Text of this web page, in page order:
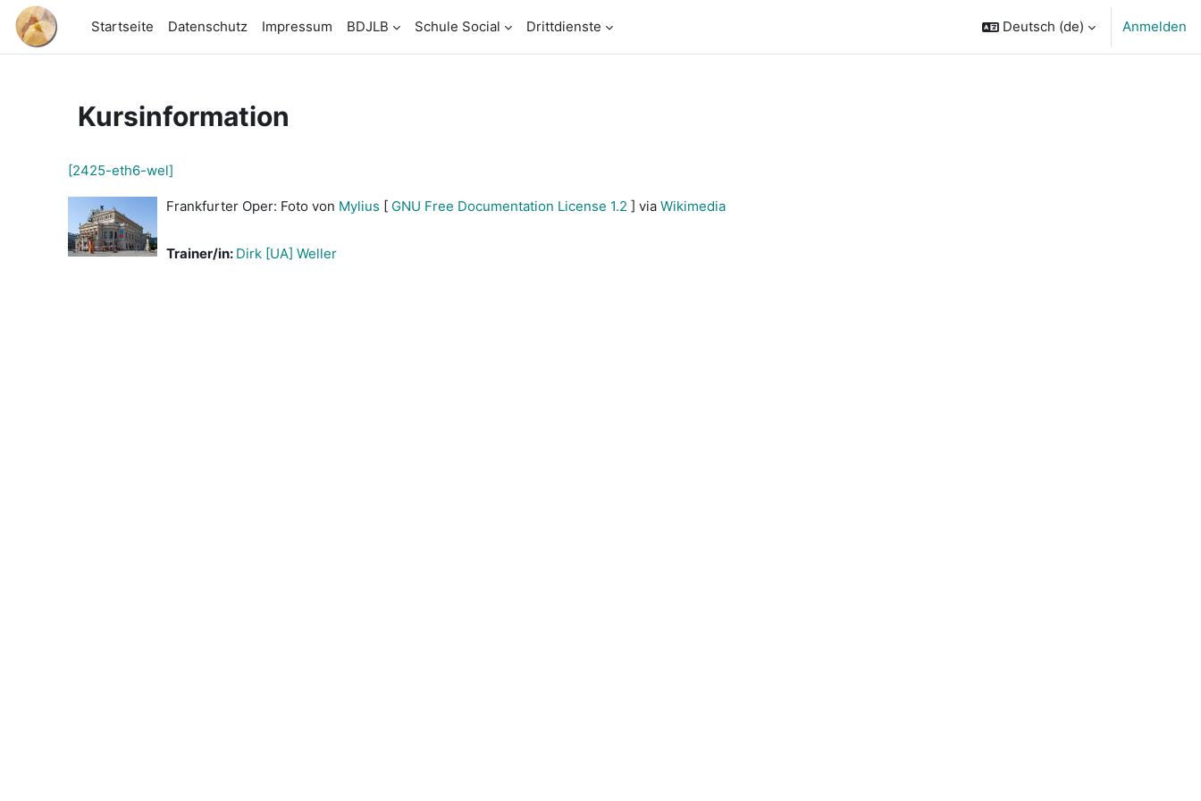
Zum Hauptinhalt
Startseite
Datenschutz Impressum BDJLB Schule Social Drittdienste Deutsch ‎(de)‎ Anmelden
Kursinformation
[2425-eth6-wel]
Frankfurter Oper: Foto von Mylius [ GNU Free Documentation License 1.2 ] via Wikimedia
Trainer/in: Dirk [UA] Weller